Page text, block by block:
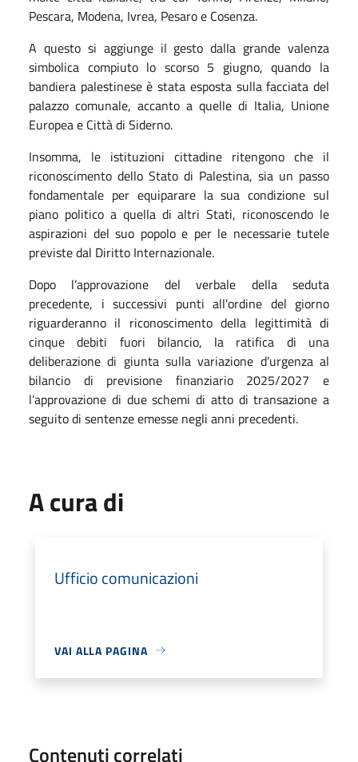
Pescara, Modena, Ivrea, Pesaro e Cosenza.
A questo si aggiunge il gesto dalla grande valenza
simbolica compiuto lo scorso 5 giugno, quando la
bandiera palestinese è stata esposta sulla facciata del
palazzo comunale, accanto a quelle di Italia, Unione
Europea e Città di Siderno.
Insomma, le istituzioni cittadine ritengono che il
riconoscimento dello Stato di Palestina, sia un passo
fondamentale per equiparare la sua condizione sul
piano politico a quella di altri Stati, riconoscendo le
aspirazioni del suo popolo e per le necessarie tutele
previste dal Diritto Internazionale.
Dopo l’approvazione del verbale della seduta
precedente, i successivi punti all’ordine del giorno
riguarderanno il riconoscimento della legittimità di
cinque debiti fuori bilancio, la ratifica di una
deliberazione di giunta sulla variazione d’urgenza al
bilancio di previsione finanziario 2025/2027 e
l’approvazione di due schemi di atto di transazione a
seguito di sentenze emesse negli anni precedenti.
A cura di
Ufficio comunicazioni
VAI ALLA PAGINA
Contenuti correlati